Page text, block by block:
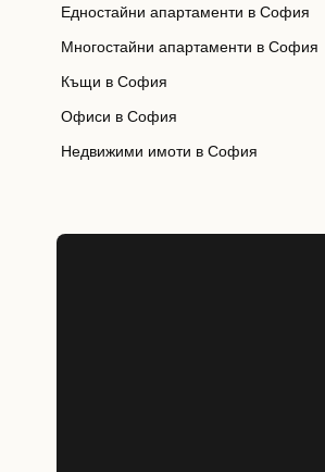
Едностайни апартаменти в София
Многостайни апартаменти в София
Къщи в София
Офиси в София
Недвижими имоти в София